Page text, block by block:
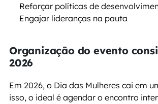
Reforçar políticas de
Engajar lideranças na pauta
Organização do evento
2026
Em 2026, o Dia das Mulheres cai em
isso, o ideal é agendar o encontro